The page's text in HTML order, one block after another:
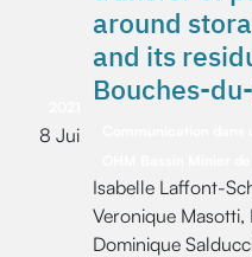
8 Jui
around
and its
Bouches-
Isabelle Laffont-
Veronique Masotti,
Dominique